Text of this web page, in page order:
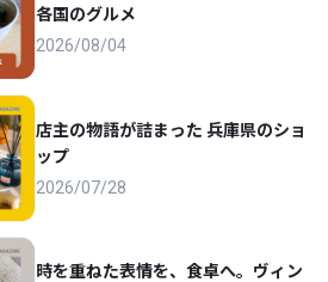
各国のグルメ
2026/08/04
店主の物語が詰まった 兵庫県のショ
ップ
2026/07/28
時を重ねた表情を、食卓へ。ヴィン